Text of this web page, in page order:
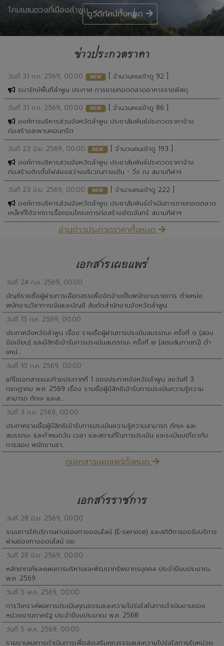
ข่าวประกวดราคา
ธนารักษ์พื้นที่ลำพูน ประกาศ การขายทอดตลาดอาคารราชพัสดุ
วันที่ 31 ก.ค. 2569, 00:00
องค์การบริหารส่วนจังหวัดลำพูน ประชาสัมพันธ์ประกวดราคาจ้าง
ก่อสร้างสะพานคอนกรีต
องค์การบริหารส่วนจังหวัดลำพูน ประชาสัมพันธ์ประกวดราคาจ้าง
ก่อสร้างติดตั้งไฟส่องสว่างบริเวณทางเดิน - วิ่ง ณ สนามกีฬาฯ
องค์การบริหารส่วนจังหวัดลำพูน ประชาสัมพันธ์ดำเนินการขายทอดตลาด
เหล็กที่ได้จากการรื้อถอนโครงการก่อสร้างอัฒจันทร์ สนามกีฬาฯ
อ่านข่าวประกวดราคาทั้งหมด
วันที่ 24 ก.ค. 2569, 00:00
บัญชีรายชื่อผู้ผ่านการเลือกสรรเพื่อจัดจ้างเป็นพนักงานราชการ ตำแหน่ง
พนักงานวิชาการเงินและบัญชี สังกัดสำนักงานจังหวัดลำพูน
วันที่ 15 ก.ค. 2569, 00:00
ประกาศจังหวัดลำพูน เรื่อง รายชื่อผู้ผ่านการประเมินสมรรถนะ ครั้งที่ ๑ (สอบ
ข้อเขียน) และมีสิทธิเข้ารับการประเมินสมรรถนะ ครั้งที่ ๒ (สอบสัมภาษณ์) ตำ
แหน่...
วันที่ 10 ก.ค. 2569, 00:00
แก้ไขเอกสารแนบท้ายประกาศที่ 1 ของประกาศจังหวัดลำพูน ลงวันที่ 3
กรกฎาคม พ.ศ. 2569 เรื่อง รายชื่อผู้มีสิทธิเข้ารับการประเมินความรู้ความ
สามารถ ทักษะ และส...
วันที่ 3 ก.ค. 2569, 00:00
ประกาศรายชื่อผู้มีสิทธิเข้ารับการประเมินความรู้ความสามารถ ทักษะ และ
สมรรถนะ และกำหนดวัน เวลา และสถานที่ในการประเมิน และระเบียบเกี่ยวกับ
การสอบ พนักงานรา...
ดูเอกสารเผยแพร่ทั้งหมด
วันที่ 28 มิ.ย. 2569, 00:00
ระบบการให้บริการผ่านช่องทางออนไลน์ (E-service) และสถิติการขอรับบริการ
ผ่านช่องทางออนไลน์ ขอ
วันที่ 28 มิ.ย. 2569, 00:00
หลักเกณฑ์และแผนการบริหารและพัฒนาทรัพยากรบุคคล ประจำปีงบประมาณ
พ.ศ. 2569
วันที่ 5 พ.ค. 2569, 00:00
การวิเคราะห์ผลการประเมินคุณธรรมและความโปร่งใสในการดำเนินงานของ
หน่วยงานภาครัฐ ประจำปีงบประมาณ พ.ศ. 2568
วันที่ 5 พ.ค. 2569, 00:00
รายงานผลการดำเนินการเพื่อส่งเสริมคุณธรรมและความโปร่งใสภายในหน่วย
งาน ประจำปีงบประมาณ พ.ศ. 2568